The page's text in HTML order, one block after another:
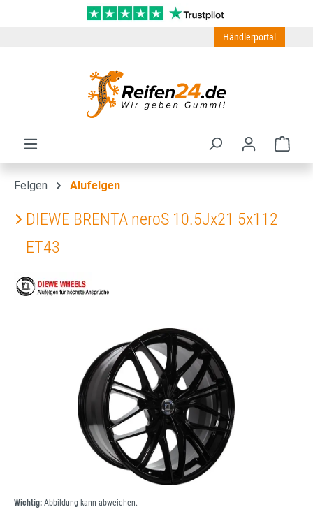
Zum Hauptinhalt springen
Händlerportal
Felgen Alufelgen
DIEWE BRENTA neroS 10.5Jx21 5x112
ET43
Wichtig: Abbildung kann abweichen.